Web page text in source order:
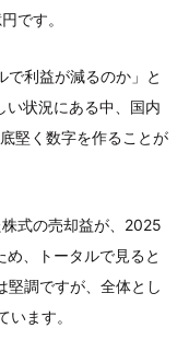
です。
で利益が減るのか」と
い状況にある中、国内
堅く数字を作ることが
式の売却益が、2025
、トータルで見ると
堅調ですが、全体とし
ます。